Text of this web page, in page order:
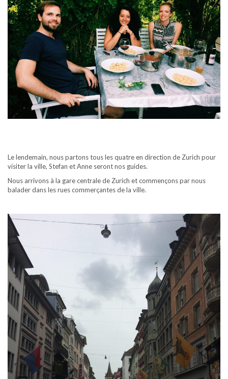
Le lendemain, nous partons tous les quatre en direction de Zurich pour
visiter la ville, Stefan et Anne seront nos guides.
Nous arrivons à la gare centrale de Zurich et commençons par nous
balader dans les rues commerçantes de la ville.